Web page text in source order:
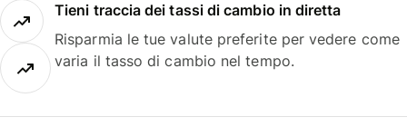
Tieni traccia dei tassi di cambio in diretta
Risparmia le tue valute preferite per vedere come
varia il tasso di cambio nel tempo.